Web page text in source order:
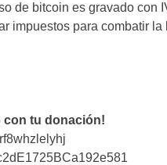
de bitcoin es gravado con
impuestos para combatir
con tu donación!